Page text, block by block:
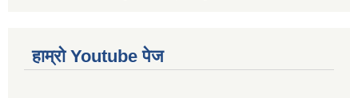
हाम्रो Youtube पेज